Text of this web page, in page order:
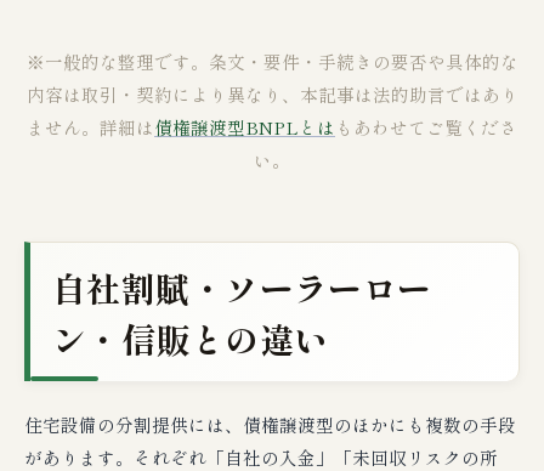
※一般的な整理です。条文・要件・手続きの要否や具体的な
内容は取引・契約により異なり、本記事は法的助言ではあり
ません。詳細は債権譲渡型BNPLとは もあわせてご覧くださ
い。
自社割賦・ソーラーロー
ン・信販との違い
住宅設備の分割提供には、債権譲渡型のほかにも複数の手段
があります。それぞれ「自社の入金」「未回収リスクの所